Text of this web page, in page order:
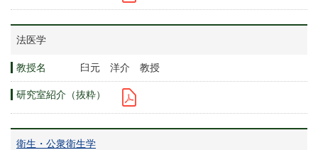
法医学
臼元 洋介 教授
衛生・公衆衛生学